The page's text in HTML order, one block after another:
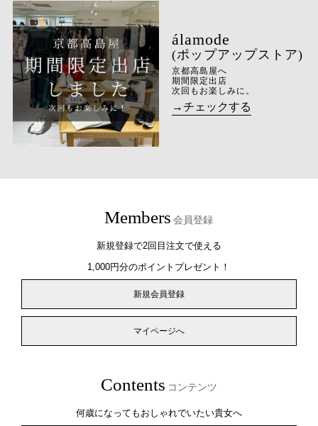
(ポップアップストア)
京都高島屋へ
期間限定出店
次回もお楽しみに。
→チェックする
Members 会員登録
新規登録で2回目注文で使える
1,000円分のポイントプレゼント！
新規会員登録
マイページへ
Contents コンテンツ
何歳になってもおしゃれでいたい貴女へ